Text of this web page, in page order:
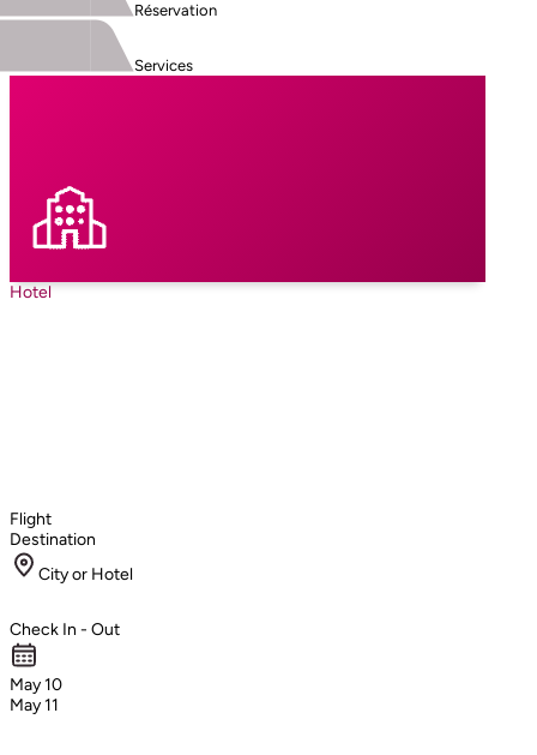
Réservation
Services
Hotel
Flight
Destination
City or Hotel
Check In - Out
May 10
May 11